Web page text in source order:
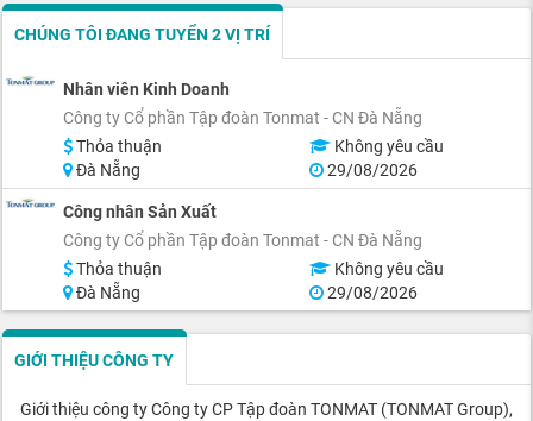
CHÚNG TÔI ĐANG TUYỂN 2 VỊ TRÍ
Nhân viên Kinh Doanh
Công ty Cổ phần Tập đoàn Tonmat - CN Đà Nẵng
Thỏa thuận
Không yêu cầu
Đà Nẵng
29/08/2026
Công nhân Sản Xuất
Công ty Cổ phần Tập đoàn Tonmat - CN Đà Nẵng
Thỏa thuận
Không yêu cầu
Đà Nẵng
29/08/2026
GIỚI THIỆU CÔNG TY
Giới thiệu công ty Công ty CP Tập đoàn TONMAT (TONMAT Group),